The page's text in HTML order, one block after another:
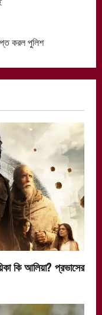
করল পুলিশ
কি আলিয়া? প্রভাসের